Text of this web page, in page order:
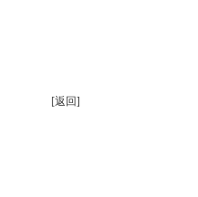
[返回]